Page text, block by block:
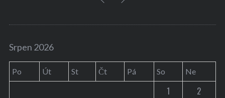
Srpen 2026
Po Út St Čt Pá So Ne
1
2